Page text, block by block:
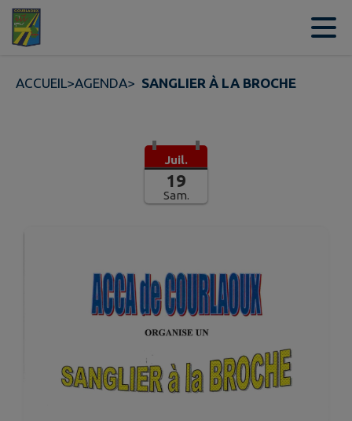
Contenu
ACCUEIL>AGENDA> SANGLIER À LA BROCHE
Juil.
19
Sam.